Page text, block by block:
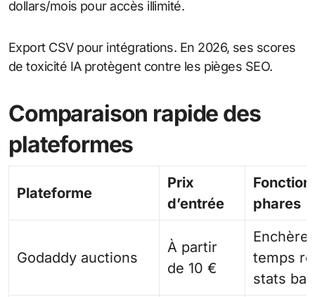
dollars/mois pour accès illimité.
Export CSV pour intégrations. En 2026, ses scores
de toxicité IA protègent contre les pièges SEO.
Comparaison rapide des
plateformes
Plateforme
Prix
d’entrée
phares
Godaddy auctions
À partir
de 10 €
temps
stats